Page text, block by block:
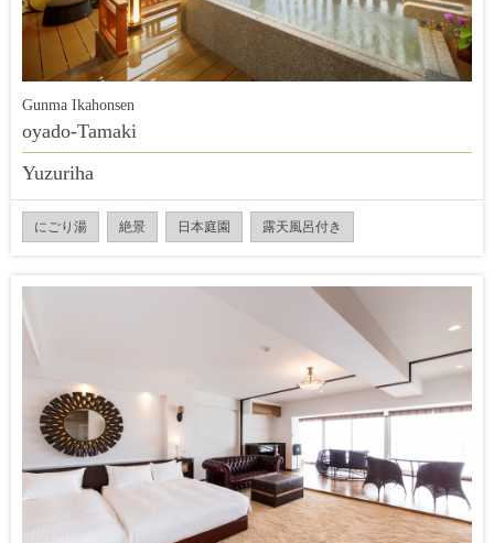
Gunma Ikahonsen
oyado-Tamaki
Yuzuriha
にごり湯 絶景 日本庭園 露天風呂付き